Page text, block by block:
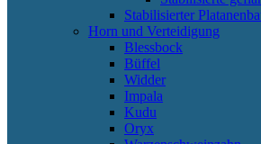
Stabilisierter
Horn und Verteidigung
Blessbock
Büffel
Widder
Impala
Kudu
Oryx